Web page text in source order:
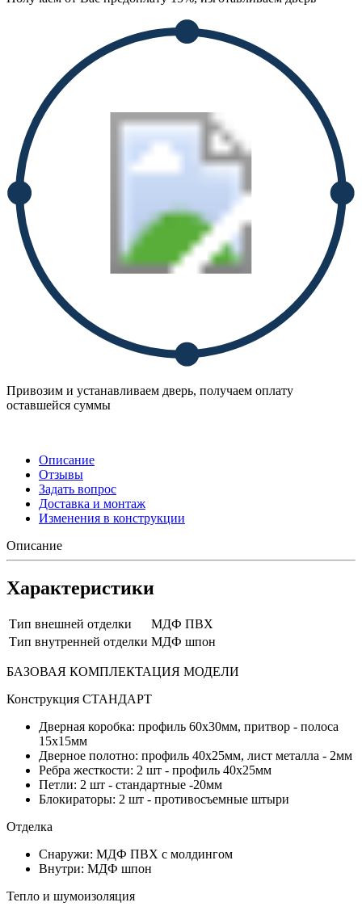
Привозим и устанавливаем дверь, получаем оплату
оставшейся суммы
Описание
Отзывы
Задать вопрос
Доставка и монтаж
Изменения в конструкции
Описание
Характеристики
Тип внешней отделки
МДФ ПВХ
Тип внутренней отделки МДФ шпон
БАЗОВАЯ КОМПЛЕКТАЦИЯ МОДЕЛИ
Конструкция СТАНДАРТ
Дверная коробка: профиль 60х30мм, притвор - полоса
15х15мм
Дверное полотно: профиль 40х25мм, лист металла - 2мм
Ребра жесткости: 2 шт - профиль 40х25мм
Петли: 2 шт - стандартные -20мм
Блокираторы: 2 шт - противосъемные штыри
Отделка
Снаружи: МДФ ПВХ с молдингом
Внутри: МДФ шпон
Тепло и шумоизоляция